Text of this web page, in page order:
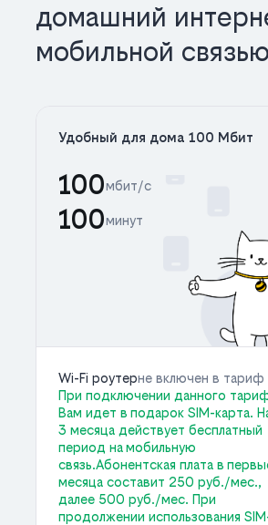
домашний
мобильной связью
Удобный для дома 100 Мбит
100мбит/с
100минут
Wi-Fi роутерне включен в тариф
При подключении данного
Вам идет в подарок SIM-карта.
3 месяца действует бесплатный
период на мобильную
связь.Абонентская плата в
месяца составит 250 руб./мес.,
далее 500 руб./мес. При
продолжении использования